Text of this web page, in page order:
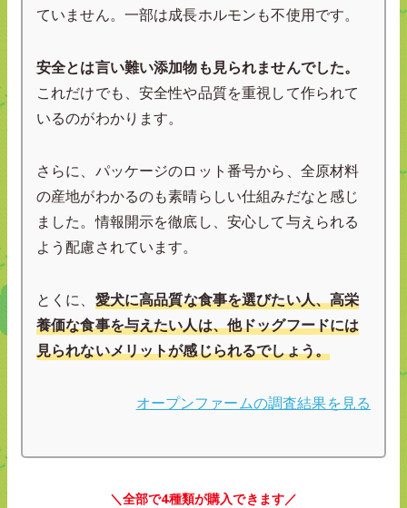
ていません。一部は成長ホルモンも不使用です。
安全とは言い難い添加物も見られませんでした。
これだけでも、安全性や品質を重視して作られて
いるのがわかります。
さらに、パッケージのロット番号から、全原材料
の産地がわかるのも素晴らしい仕組みだなと感じ
ました。情報開示を徹底し、安心して与えられる
よう配慮されています。
とくに、 愛犬に高品質な食事を選びたい人、高栄
養価な食事を与えたい人は、他ドッグフードには
見られないメリットが感じられるでしょう。
オープンファームの調査結果を見る
＼全部で4種類が購入できます／